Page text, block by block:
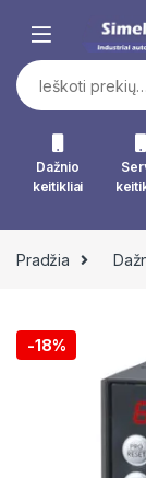
Ieškoti:
Dažnio
keitikliai
Pradžia
-18%